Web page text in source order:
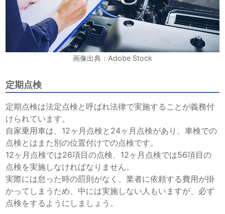
画像出典：Adobe Stock
定期点検
定期点検は法定点検と呼ばれ法律で実施することが義務付
けられています。
自家乗用車は、12ヶ月点検と24ヶ月点検があり、車検での
点検とはまた別の位置付けでの点検です。
12ヶ月点検では26項目の点検、12ヶ月点検では56項目の
点検を実施しなければなりません。
実際には怠った時の罰則がなく、業者に依頼する費用が掛
かってしまうため、中には実施しない人もいますが、必ず
点検をするようにしましょう。